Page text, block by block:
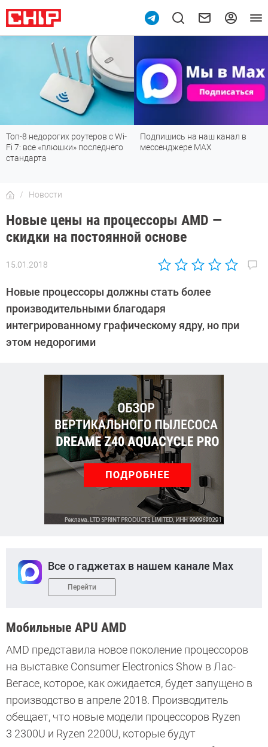
Подпишись на наш канал в
мессенджере МАХ
Рейтинг телевизоров 2026:
лучшие модели для гостиной,
Новости
Новые цены на процессоры AMD —
скидки на постоянной основе
15.01.2018
Автор:
Новые процессоры должны стать более
производительными благодаря
интегрированному графическому ядру, но при
этом недорогими
Все о гаджетах в нашем канале Max
Перейти
Мобильные APU AMD
AMD представила новое поколение процессоров
на выставке Consumer Electronics Show в Лас-
Вегасе, которое, как ожидается, будет запущено в
производство в апреле 2018. Производитель
обещает, что новые модели процессоров Ryzen
3 2300U и Ryzen 2200U, которые будут